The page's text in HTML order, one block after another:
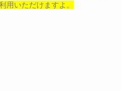
用いただけますよ。